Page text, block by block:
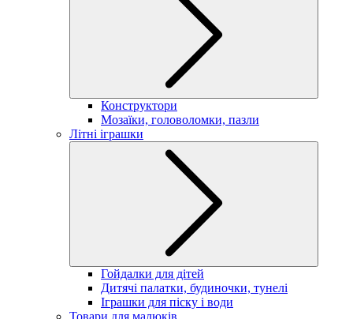
Конструктори
Мозаїки, головоломки, пазли
Літні іграшки
Гойдалки для дітей
Дитячі палатки, будиночки, тунелі
Іграшки для піску і води
Товари для малюків